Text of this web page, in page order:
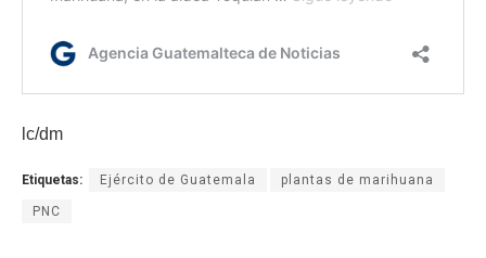
lc/dm
Etiquetas: Ejército de Guatemala plantas de marihuana
PNC